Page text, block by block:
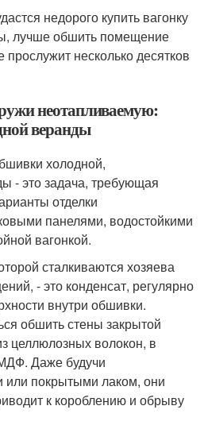
недорого купить вагонку
лучше обшить помещение
несколько десятков
неотапливаемую:
веранды
холодной,
- это задача, требующая
отделки
панелями, водостойкими
вагонкой.
сталкиваются хозяева
- это конденсат, регулярно
внутри обшивки.
обшить стены закрытой
целлюлозных волокон, в
Даже будучи
покрытыми лаком, они
к короблению и обрыву